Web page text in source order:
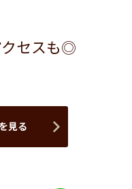
クセスも◎
見る